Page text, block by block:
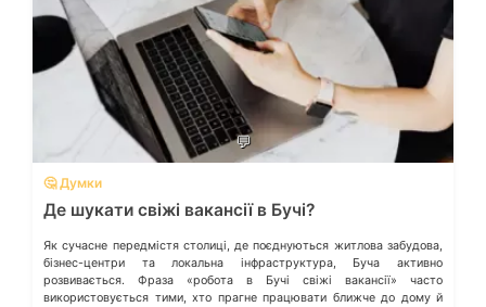
💬
🤔 Думки
Де шукати свіжі вакансії в Бучі?
Як сучасне передмістя столиці, де поєднуються житлова забудова,
бізнес-центри та локальна інфраструктура, Буча активно
розвивається. Фраза «робота в Бучі свіжі вакансії» часто
використовується тими, хто прагне працювати ближче до дому й